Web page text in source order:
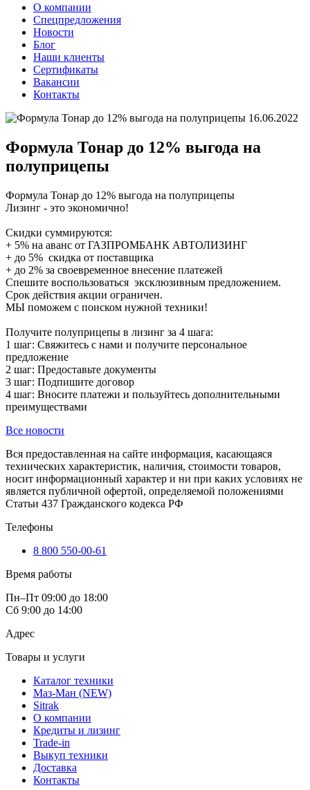
О компании
Спецпредложения
Новости
Блог
Наши клиенты
Сертификаты
Вакансии
Контакты
16.06.2022
Формула Тонар до 12% выгода на
полуприцепы
Формула Тонар до 12% выгода на полуприцепы
Лизинг - это экономично!
Скидки суммируются:
+ 5% на аванс от ГАЗПРОМБАНК АВТОЛИЗИНГ
+ до 5% скидка от поставщика
+ до 2% за своевременное внесение платежей
Спешите воспользоваться эксклюзивным предложением.
Срок действия акции ограничен.
МЫ поможем с поиском нужной техники!
Получите полуприцепы в лизинг за 4 шага:
1 шаг: Свяжитесь с нами и получите персональное
предложение
2 шаг: Предоставьте документы
3 шаг: Подпишите договор
4 шаг: Вносите платежи и пользуйтесь дополнительными
преимуществами
Все новости
Вся предоставленная на сайте информация, касающаяся
технических характеристик, наличия, стоимости товаров,
носит информационный характер и ни при каких условиях не
является публичной офертой, определяемой положениями
Статьи 437 Гражданского кодекса РФ
Телефоны
8 800 550-00-61
Время работы
Пн–Пт 09:00 до 18:00
Сб 9:00 до 14:00
Адрес
Товары и услуги
Каталог техники
Маз-Ман (NEW)
Sitrak
О компании
Кредиты и лизинг
Trade-in
Выкуп техники
Доставка
Контакты